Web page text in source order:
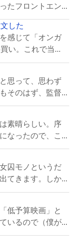
たフロントエン...
した
感じて「オンガ
い。これで当...
思って、思わず
そのはず、監督...
素晴らしい。序
なったので、こ...
囚モノというだ
てきます。しか...
低予算映画」と
いるので（僕が...